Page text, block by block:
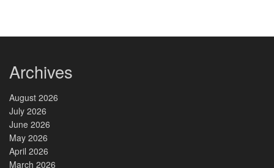
Archives
August 2026
July 2026
June 2026
May 2026
April 2026
March 2026